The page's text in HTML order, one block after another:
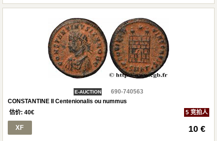
E-AUCTION
690-740563
CONSTANTINE II Centenionalis ou nummus
估价: 40€ 5 竞拍人
XF 10 €